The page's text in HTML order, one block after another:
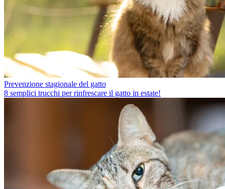
Prevenzione stagionale del gatto
8 semplici trucchi per rinfrescare il gatto in estate!